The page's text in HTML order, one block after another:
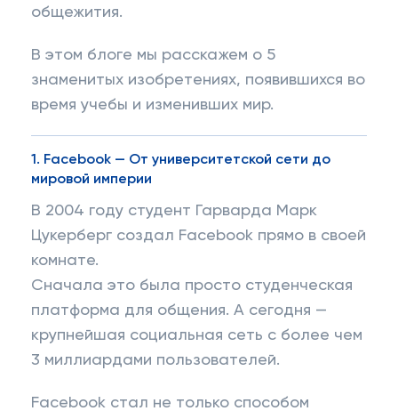
общежития.
В этом блоге мы расскажем о 5
знаменитых изобретениях, появившихся во
время учебы и изменивших мир.
1. Facebook — От университетской сети до
мировой империи
В 2004 году студент Гарварда Марк
Цукерберг создал Facebook прямо в своей
комнате.
Сначала это была просто студенческая
платформа для общения. А сегодня —
крупнейшая социальная сеть с более чем
3 миллиардами пользователей.
Facebook стал не только способом